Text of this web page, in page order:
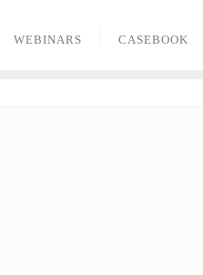
CASEBOOK
WEBINARS